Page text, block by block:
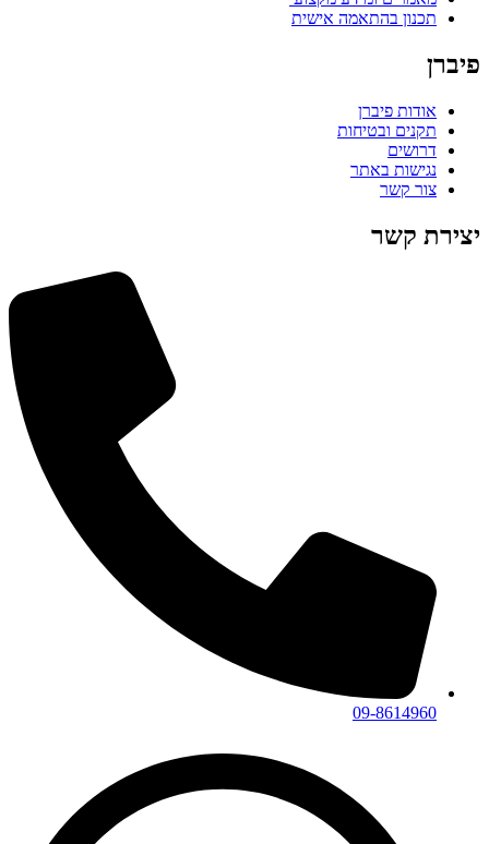
תכנון בהתאמה אישית
פיברן
אודות פיברן
תקנים ובטיחות
דרושים
נגישות באתר
צור קשר
יצירת קשר
09-8614960